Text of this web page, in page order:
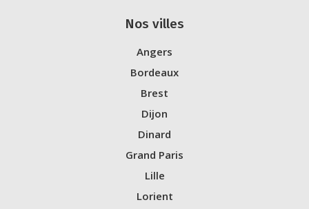
Nos villes
Angers
Bordeaux
Brest
Dijon
Dinard
Grand Paris
Lille
Lorient